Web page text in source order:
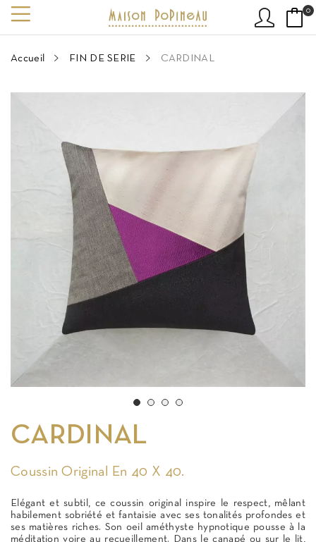
0
Accueil FIN DE SERIE CARDINAL
CARDINAL
Coussin Original En 40 X 40.
Elégant et subtil, ce coussin original inspire le respect, mêlant
habilement sobriété et fantaisie avec ses tonalités profondes et
ses matières riches. Son oeil améthyste hypnotique pousse à la
méditation voire au recueillement. Dans le canapé ou sur le lit,